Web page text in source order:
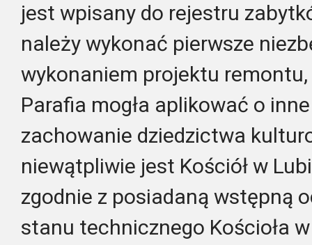
jest wpisany do rejestru
należy wykonać pierwsze
wykonaniem projektu remontu,
Parafia mogła aplikować o
zachowanie dziedzictwa
niewątpliwie jest Kościół w
zgodnie z posiadaną wstępną
stanu technicznego Kościoła